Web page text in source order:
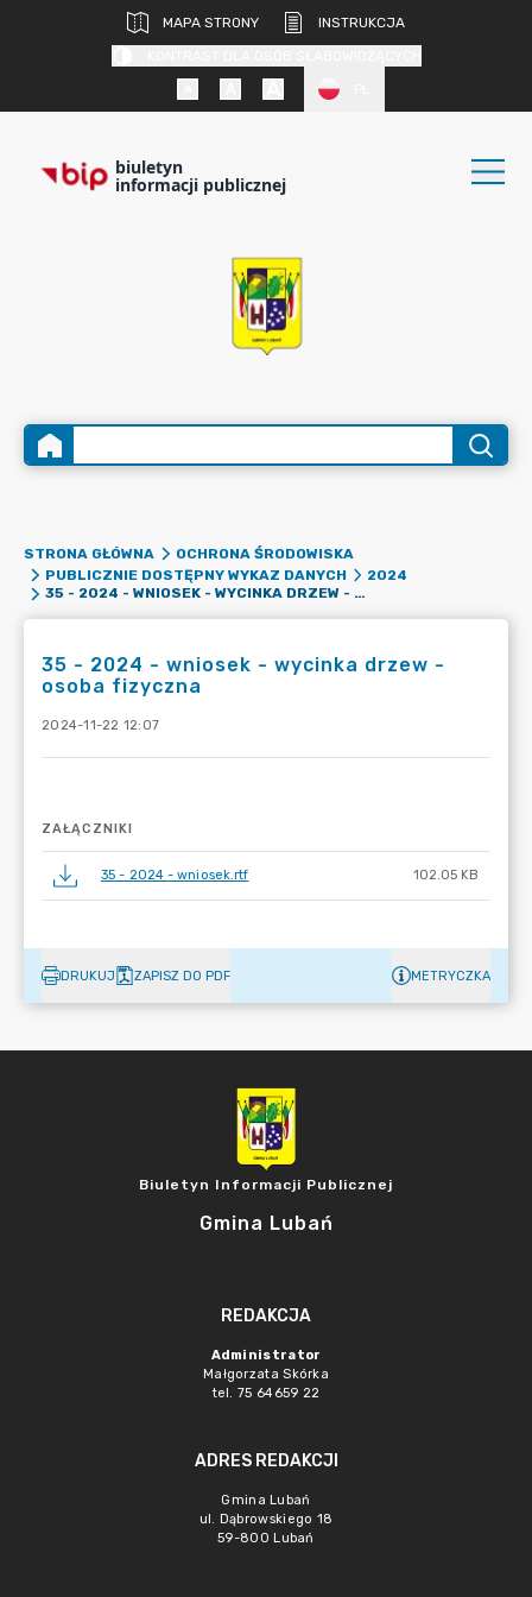
MAPA STRONY
INSTRUKCJA
biuletyn
informacji publicznej
STRONA GŁÓWNA
OCHRONA ŚRODOWISKA
PUBLICZNIE DOSTĘPNY WYKAZ DANYCH
2024
35 - 2024 - WNIOSEK - WYCINKA DRZEW - OSOBA FIZYCZNA
35 - 2024 - wniosek - wycinka drzew -
osoba fizyczna
2024-11-22 12:07
ZAŁĄCZNIKI
35 - 2024 - wniosek.rtf 102.05 KB
DRUKUJ ZAPISZ DO PDF METRYCZKA
Biuletyn Informacji Publicznej
Gmina Lubań
REDAKCJA
Administrator
Małgorzata Skórka
tel. 75 64659 22
ADRES REDAKCJI
Gmina Lubań
ul. Dąbrowskiego 18
59-800 Lubań